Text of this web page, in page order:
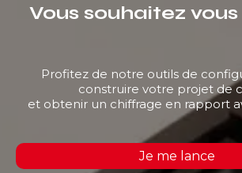
Vous souhaitez
Profitez de notre outils de
construire votre projet de
et obtenir un chiffrage en rapport
Je me lance